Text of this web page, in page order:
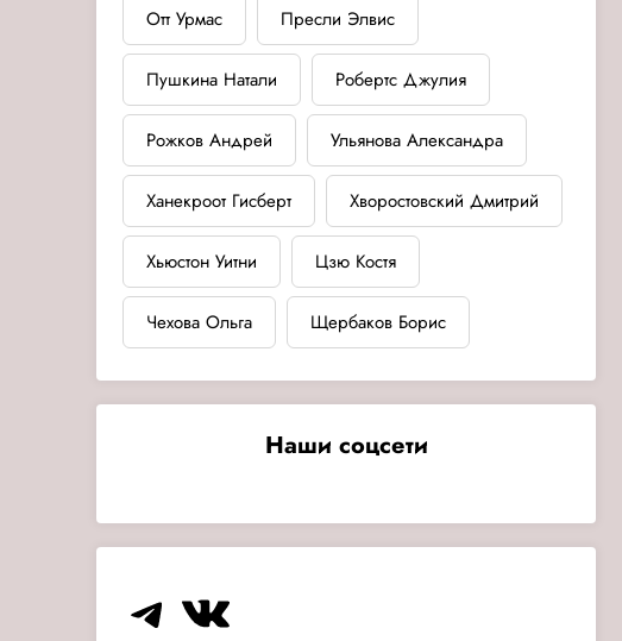
Отт Урмас Пресли Элвис
Пушкина Натали Робертс Джулия
Рожков Андрей Ульянова Александра
Ханекроот Гисберт Хворостовский Дмитрий
Хьюстон Уитни Цзю Костя
Чехова Ольга Щербаков Борис
Наши соцсети
Telegram
VK